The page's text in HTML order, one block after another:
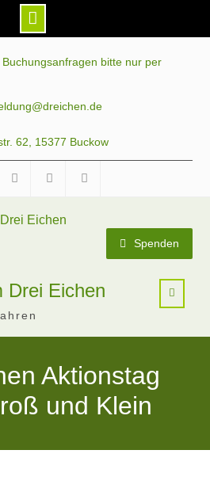
bitte nur per
62, 15377 Buckow
Spenden
Drei Eichen
Aktionstag
und Klein